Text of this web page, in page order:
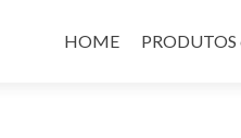
HOME
PRODUTOS